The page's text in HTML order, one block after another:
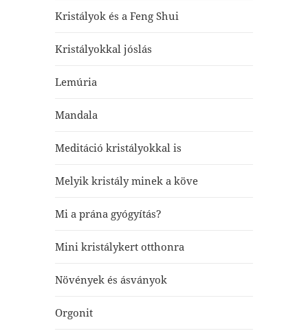
Kristályok és a Feng Shui
Kristályokkal jóslás
Lemúria
Mandala
Meditáció kristályokkal is
Melyik kristály minek a köve
Mi a prána gyógyítás?
Mini kristálykert otthonra
Növények és ásványok
Orgonit